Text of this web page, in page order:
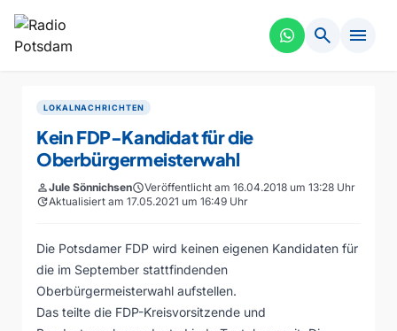
search menu
LOKALNACHRICHTEN
Kein FDP-Kandidat für die
Oberbürgermeisterwahl
personJule SönnichsenscheduleVeröffentlicht am 16.04.2018 um 13:28 Uhr
updateAktualisiert am 17.05.2021 um 16:49 Uhr
Die Potsdamer FDP wird keinen eigenen Kandidaten für
die im September stattfindenden
Oberbürgermeisterwahl aufstellen.
Das teilte die FDP-Kreisvorsitzende und